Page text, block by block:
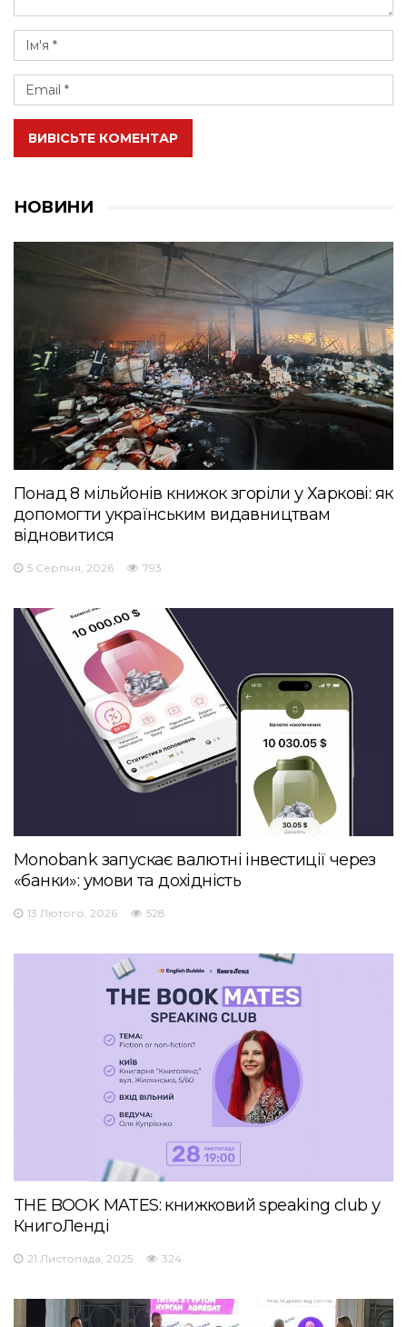
ВИВІСЬТЕ КОМЕНТАР
НОВИНИ
Понад 8 мільйонів книжок згоріли у Харкові: як
допомогти українським видавництвам
відновитися
5 Серпня, 2026 793
Monobank запускає валютні інвестиції через
«банки»: умови та дохідність
13 Лютого, 2026 528
THE BOOK MATES: книжковий speaking club у
КнигоЛенді
21 Листопада, 2025 324